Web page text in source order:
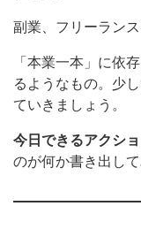
副業、フリーラン
「本業一本」に依
るようなもの。少
ていきましょう。
今日できるアクショ
のが何か書き出して